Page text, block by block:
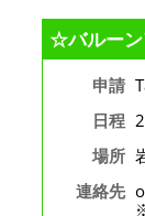
☆バルーン
申請
日程
場所
連絡先